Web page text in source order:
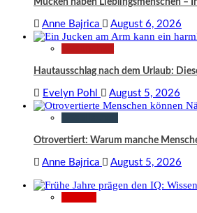
Mücken haben Lieblingsmenschen –
Anne Bajrica August 6, 2026
Hautausschlag nach dem Urlaub:
Evelyn Pohl August 5, 2026
Otrovertiert: Warum manche
Anne Bajrica August 5, 2026